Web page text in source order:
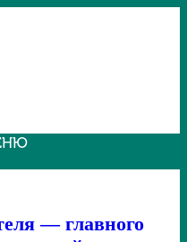
— главного